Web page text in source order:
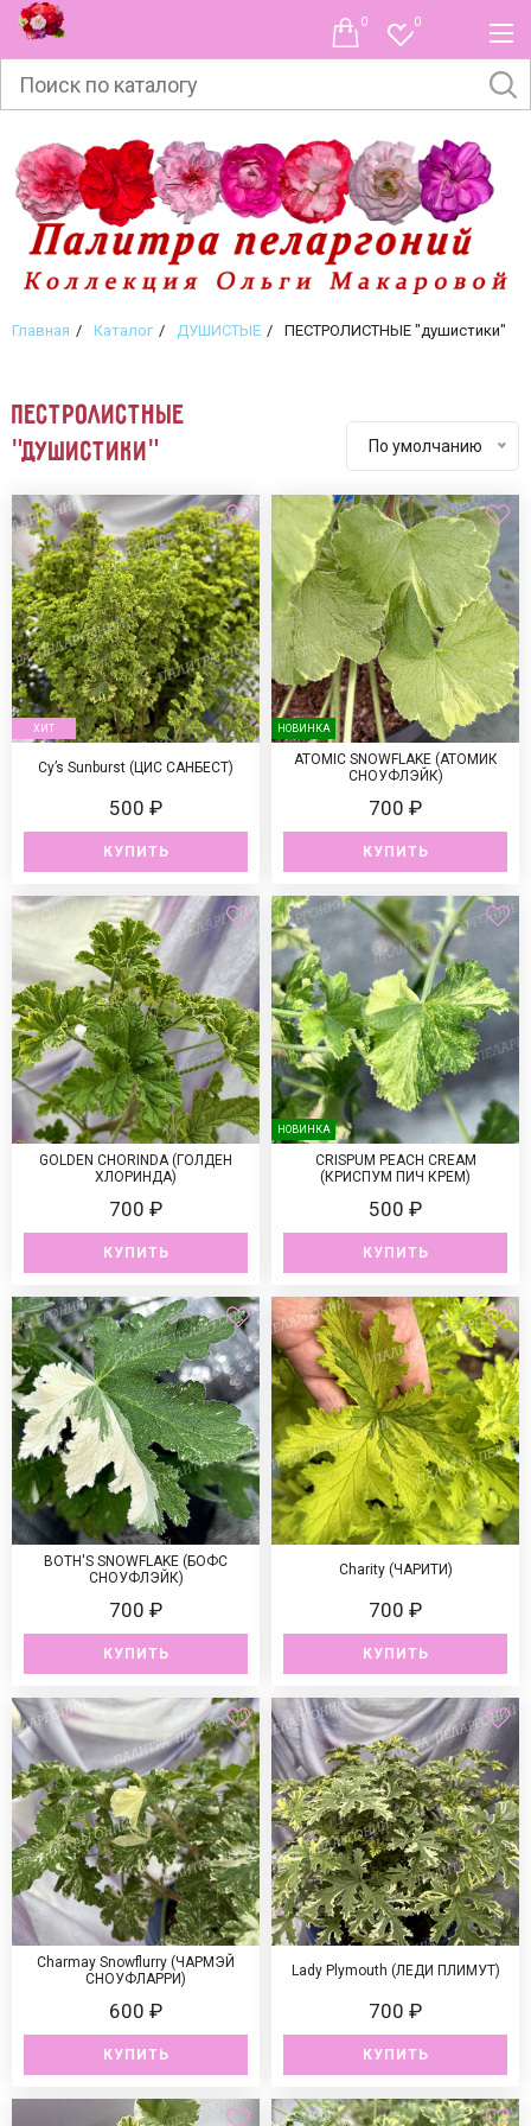
0
0
Главная Каталог ДУШИСТЫЕ ПЕСТРОЛИСТНЫЕ "душистики"
ПЕСТРОЛИСТНЫЕ
"душистики"
По умолчанию
ХИТ
Cy’s Sunburst (ЦИС САНБЕСТ)
500 ₽
КУПИТЬ
НОВИНКА
ATOMIC SNOWFLAKE (АТОМИК
СНОУФЛЭЙК)
700 ₽
КУПИТЬ
GOLDEN CHORINDA (ГОЛДЕН
ХЛОРИНДА)
700 ₽
КУПИТЬ
НОВИНКА
CRISРUM РЕАСH СRЕАM
(КРИСПУМ ПИЧ КРЕМ)
500 ₽
КУПИТЬ
BOTH'S SNOWFLAKE (БОФС
СНОУФЛЭЙК)
700 ₽
КУПИТЬ
Charity (ЧАРИТИ)
700 ₽
КУПИТЬ
Charmay Snowflurry (ЧАРМЭЙ
СНОУФЛАРРИ)
600 ₽
КУПИТЬ
Lady Plymouth (ЛЕДИ ПЛИМУТ)
700 ₽
КУПИТЬ